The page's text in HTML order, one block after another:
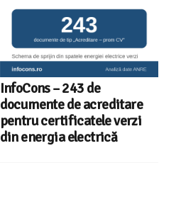
InfoCons – 243 de
documente de acreditare
pentru certificatele verzi
din energia electrică